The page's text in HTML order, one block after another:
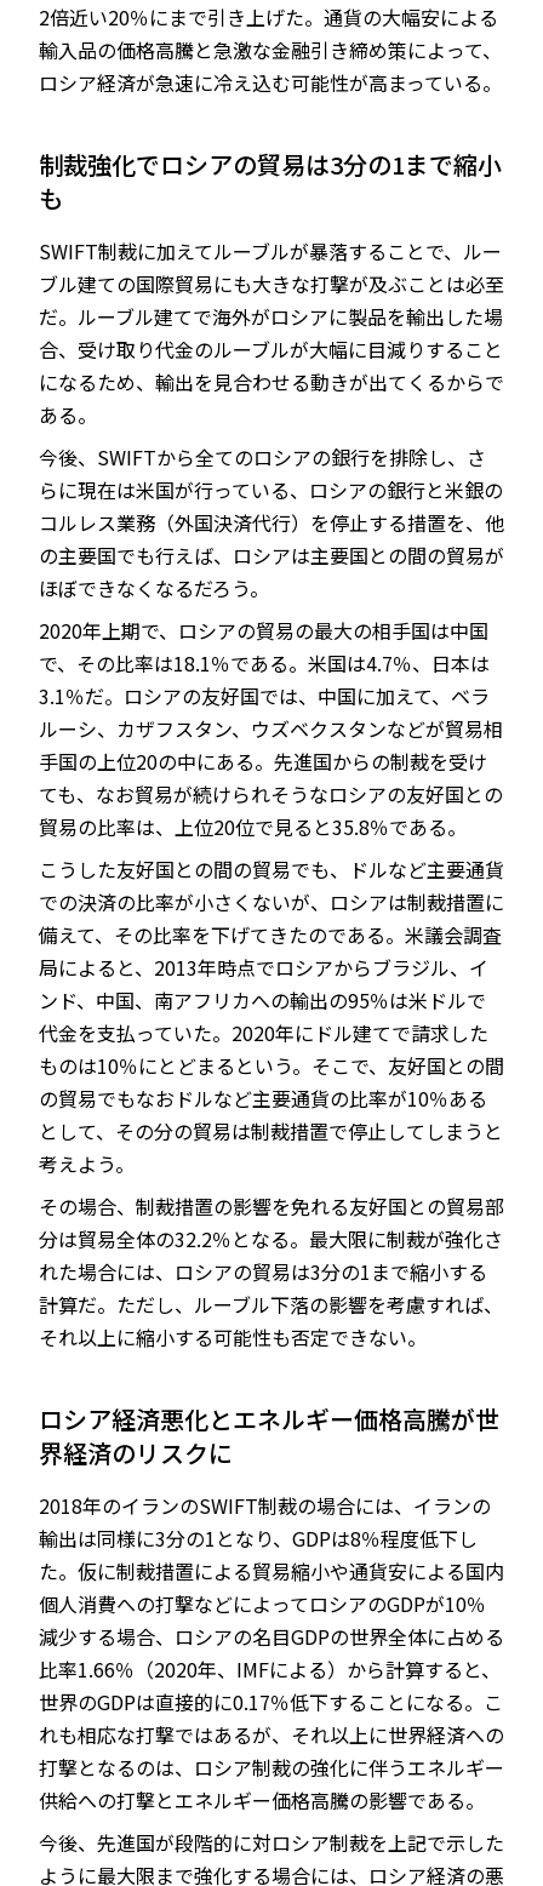
2倍近い20％にまで引き上げた。通貨の大幅安による
輸入品の価格高騰と急激な金融引き締め策によって、
ロシア経済が急速に冷え込む可能性が高まっている。
制裁強化でロシアの貿易は3分の1まで縮小
も
SWIFT制裁に加えてルーブルが暴落することで、ルー
ブル建ての国際貿易にも大きな打撃が及ぶことは必至
だ。ルーブル建てで海外がロシアに製品を輸出した場
合、受け取り代金のルーブルが大幅に目減りすること
になるため、輸出を見合わせる動きが出てくるからで
ある。
今後、SWIFTから全てのロシアの銀行を排除し、さ
らに現在は米国が行っている、ロシアの銀行と米銀の
コルレス業務（外国決済代行）を停止する措置を、他
の主要国でも行えば、ロシアは主要国との間の貿易が
ほぼできなくなるだろう。
2020年上期で、ロシアの貿易の最大の相手国は中国
で、その比率は18.1％である。米国は4.7％、日本は
3.1％だ。ロシアの友好国では、中国に加えて、ベラ
ルーシ、カザフスタン、ウズベクスタンなどが貿易相
手国の上位20の中にある。先進国からの制裁を受け
ても、なお貿易が続けられそうなロシアの友好国との
貿易の比率は、上位20位で見ると35.8％である。
こうした友好国との間の貿易でも、ドルなど主要通貨
での決済の比率が小さくないが、ロシアは制裁措置に
備えて、その比率を下げてきたのである。米議会調査
局によると、2013年時点でロシアからブラジル、イ
ンド、中国、南アフリカへの輸出の95％は米ドルで
代金を支払っていた。2020年にドル建てで請求した
ものは10％にとどまるという。そこで、友好国との間
の貿易でもなおドルなど主要通貨の比率が10％ある
として、その分の貿易は制裁措置で停止してしまうと
考えよう。
その場合、制裁措置の影響を免れる友好国との貿易部
分は貿易全体の32.2％となる。最大限に制裁が強化さ
れた場合には、ロシアの貿易は3分の1まで縮小する
計算だ。ただし、ルーブル下落の影響を考慮すれば、
それ以上に縮小する可能性も否定できない。
ロシア経済悪化とエネルギー価格高騰が世
界経済のリスクに
2018年のイランのSWIFT制裁の場合には、イランの
輸出は同様に3分の1となり、GDPは8％程度低下し
た。仮に制裁措置による貿易縮小や通貨安による国内
個人消費への打撃などによってロシアのGDPが10％
減少する場合、ロシアの名目GDPの世界全体に占める
比率1.66％（2020年、IMFによる）から計算すると、
世界のGDPは直接的に0.17％低下することになる。こ
れも相応な打撃ではあるが、それ以上に世界経済への
打撃となるのは、ロシア制裁の強化に伴うエネルギー
供給への打撃とエネルギー価格高騰の影響である。
今後、先進国が段階的に対ロシア制裁を上記で示した
ように最大限まで強化する場合には、ロシア経済の悪